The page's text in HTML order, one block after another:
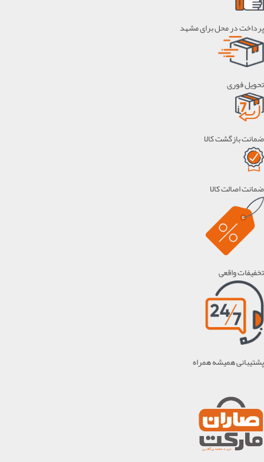
پرداخت در محل برای مشهد
تحویل فوری
ضمانت بازگشت کالا
ضمانت اصالت کالا
تخفیفات واقعی
پشتیبانی همیشه همراه